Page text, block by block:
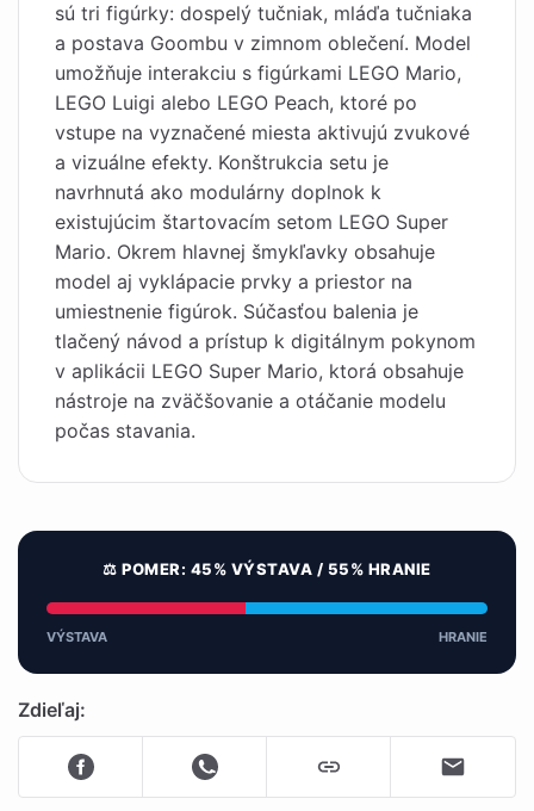
sú tri figúrky: dospelý tučniak, mláďa tučniaka
a postava Goombu v zimnom oblečení. Model
umožňuje interakciu s figúrkami LEGO Mario,
LEGO Luigi alebo LEGO Peach, ktoré po
vstupe na vyznačené miesta aktivujú zvukové
a vizuálne efekty. Konštrukcia setu je
navrhnutá ako modulárny doplnok k
existujúcim štartovacím setom LEGO Super
Mario. Okrem hlavnej šmykľavky obsahuje
model aj vyklápacie prvky a priestor na
umiestnenie figúrok. Súčasťou balenia je
tlačený návod a prístup k digitálnym pokynom
v aplikácii LEGO Super Mario, ktorá obsahuje
nástroje na zväčšovanie a otáčanie modelu
počas stavania.
⚖️ POMER: 45% VÝSTAVA / 55% HRANIE
VÝSTAVA HRANIE
Zdieľaj: